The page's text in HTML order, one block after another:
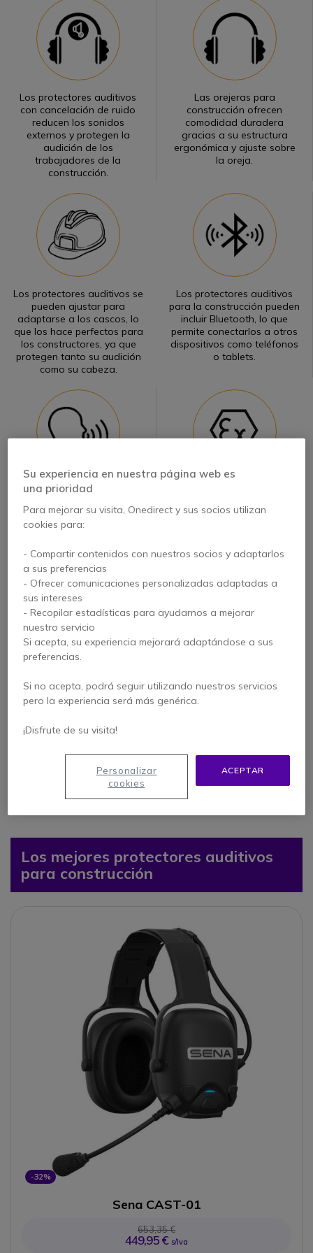
construcción
Personaliza tus protectores auditivos con accesorios
Packs y combinaciones
Preguntas frecuentes
Obtén más información sobre los protectores
auditivos para construcción
¿Necesitas ayuda para elegir los mejores protectores
auditivos para ti? ¡Estamos aquí para ayudarte!
Los protectores auditivos
con cancelación de ruido
reducen los sonidos
externos y protegen la
audición de los
trabajadores de la
construcción.
Las orejeras para
construcción ofrecen
comodidad duradera
gracias a su estructura
ergonómica y ajuste sobre
la oreja.
Los protectores auditivos se
pueden ajustar para
adaptarse a los cascos, lo
que los hace perfectos para
los constructores, ya que
protegen tanto su audición
como su cabeza.
Los protectores auditivos
para la construcción pueden
incluir Bluetooth, lo que
permite conectarlos a otros
dispositivos como teléfonos
o tablets.
Comunicarse mientras se
con cancelación activa de
ruido es fácil, ya que
conectarse a radios.
de ruido cumplen las normas
entornos explosivos y
Qué opinan los clientes sobre los
protectores auditivos para la
construcción
Los mejores protectores auditivos
para construcción
-32%
Sena CAST-01
653,35 €
449,95 € s/Iva
Su experiencia en nuestra página web es
una prioridad
Para mejorar su visita, Onedirect y sus socios utilizan
cookies para:
- Compartir contenidos con nuestros socios y adaptarlos
a sus preferencias
- Ofrecer comunicaciones personalizadas adaptadas a
sus intereses
- Recopilar estadísticas para ayudarnos a mejorar
nuestro servicio
Si acepta, su experiencia mejorará adaptándose a sus
preferencias.
Si no acepta, podrá seguir utilizando nuestros servicios
pero la experiencia será más genérica.
¡Disfrute de su visita!
ACEPTAR
Personalizar
cookies